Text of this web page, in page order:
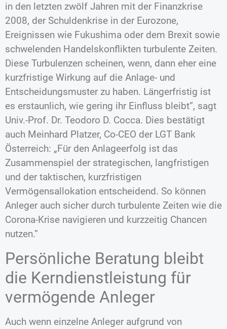
in den letzten zwölf Jahren mit der Finanzkrise
2008, der Schuldenkrise in der Eurozone,
Ereignissen wie Fukushima oder dem Brexit sowie
schwelenden Handelskonflikten turbulente Zeiten.
Diese Turbulenzen scheinen, wenn, dann eher eine
kurzfristige Wirkung auf die Anlage- und
Entscheidungsmuster zu haben. Längerfristig ist
es erstaunlich, wie gering ihr Einfluss bleibt”, sagt
Univ.-Prof. Dr. Teodoro D. Cocca. Dies bestätigt
auch Meinhard Platzer, Co-CEO der LGT Bank
Österreich: „Für den Anlageerfolg ist das
Zusammenspiel der strategischen, langfristigen
und der taktischen, kurzfristigen
Vermögensallokation entscheidend. So können
Anleger auch sicher durch turbulente Zeiten wie die
Corona-Krise navigieren und kurzzeitig Chancen
nutzen.”
Persönliche Beratung bleibt
die Kerndienstleistung für
vermögende Anleger
Auch wenn einzelne Anleger aufgrund von